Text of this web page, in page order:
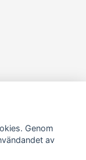
Genom
av